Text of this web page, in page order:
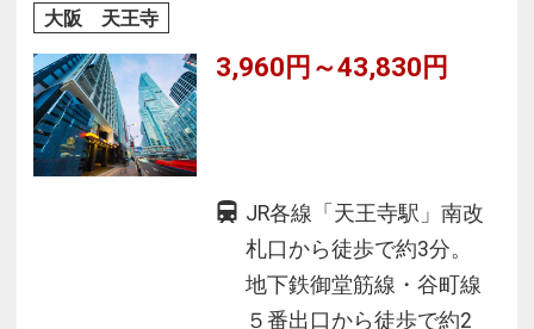
大阪 天王寺
3,960円～43,830円
JR各線「天王寺駅」南改
札口から徒歩で約3分。
地下鉄御堂筋線・谷町線
５番出口から徒歩で約2